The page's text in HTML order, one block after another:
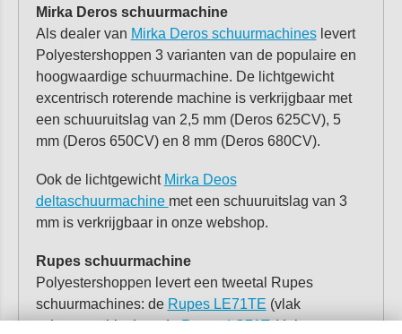
Mirka Deros schuurmachine
Als dealer van Mirka Deros schuurmachineslevert
Polyestershoppen 3 varianten van de populaire en
hoogwaardige schuurmachine. De lichtgewicht
excentrisch roterende machine is verkrijgbaar met
een schuuruitslag van 2,5 mm (Deros 625CV), 5
mm (Deros 650CV) en 8 mm (Deros 680CV).
Ook de lichtgewicht Mirka Deos
deltaschuurmachine met een schuuruitslag van 3
mm is verkrijgbaar in onze webshop.
Rupes schuurmachine
Polyestershoppen levert een tweetal Rupes
schuurmachines: de Rupes LE71TE (vlak
schuurmachine) en deRupes LS71T(delta